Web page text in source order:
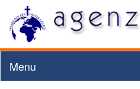
Menu